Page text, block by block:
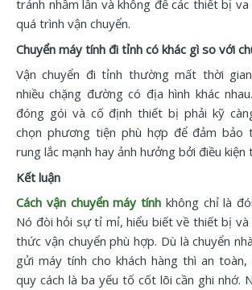
tránh nhầm lẫn và không để các thiết bị
quá trình vận chuyển.
Chuyển máy tính đi tỉnh có khác gì so với
Vận chuyển đi tỉnh thường mất thời
nhiều chặng đường có địa hình khác
đóng gói và cố định thiết bị phải kỹ
chọn phương tiện phù hợp để đảm bảo
rung lắc mạnh hay ảnh hưởng bởi điều kiện
Kết luận
Cách vận chuyển máy tính không chỉ là
Nó đòi hỏi sự tỉ mỉ, hiểu biết về thiết bị
thức vận chuyển phù hợp. Dù là chuyển
gửi máy tính cho khách hàng thì an toàn,
quy cách là ba yếu tố cốt lõi cần ghi nhớ.